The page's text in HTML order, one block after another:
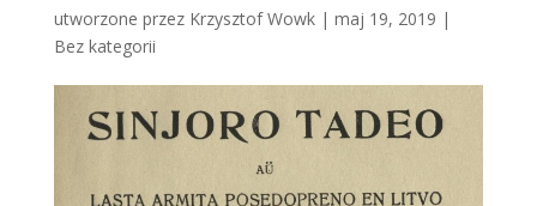
utworzone przez Krzysztof Wowk| maj 19, 2019 |
Bez kategorii